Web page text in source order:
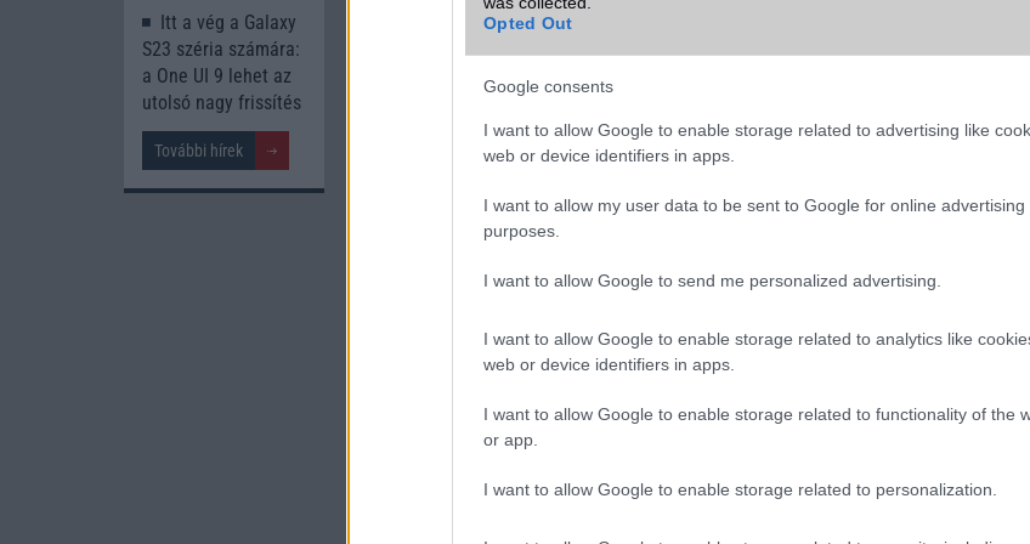
Opted Out
Google consents
I want to allow Google to enable storage related to advertising like
web or device identifiers in apps.
I want to allow my user data to be sent to Google for online advertising
purposes.
I want to allow Google to send me personalized advertising.
I want to allow Google to enable storage related to analytics like
web or device identifiers in apps.
I want to allow Google to enable storage related to functionality of the
or app.
I want to allow Google to enable storage related to personalization.
Új és Használt GSM kiemelt ajánlatok
Euro Gsm
Nelly GSM
Euro Gsm
Itt a vég a Galaxy
S23 széria számára:
a One UI 9 lehet az
utolsó nagy frissítés
További hírek